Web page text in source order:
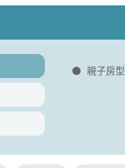
親子房型